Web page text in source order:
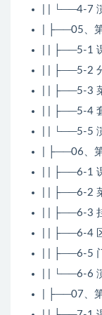
| | └──4-7
| ├──05、
| | ├──5-1
| | ├──5-2
| | ├──5-3
| | ├──5-4
| | └──5-5
| ├──06、
| | ├──6-1
| | ├──6-2
| | ├──6-3
| | ├──6-4
| | ├──6-5
| | └──6-6
| ├──07、